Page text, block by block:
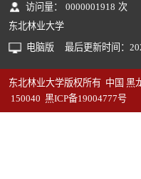
访问量： 0000001918 次
东北林业大学
电脑版
最后更新时间：
东北林业大学版权所有 中国 黑
150040 黑ICP备19004777号